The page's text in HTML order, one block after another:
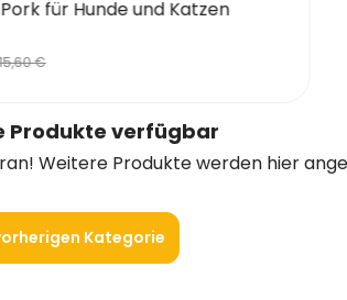
für Hunde und Katzen
€
Produkte verfügbar
Weitere Produkte werden hier
Kategorie